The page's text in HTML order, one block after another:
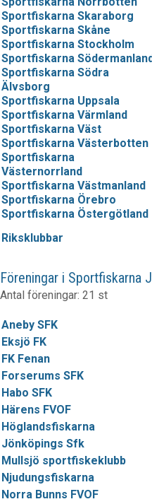
Sportfiskarna Skaraborg
Sportfiskarna Skåne
Sportfiskarna Stockholm
Sportfiskarna
Sportfiskarna Södra
Älvsborg
Sportfiskarna Uppsala
Sportfiskarna Värmland
Sportfiskarna Väst
Sportfiskarna Västerbotten
Sportfiskarna
Västernorrland
Sportfiskarna Västmanland
Sportfiskarna Örebro
Sportfiskarna Östergötland
Riksklubbar
Föreningar i Sportfiskarna
Antal föreningar: 21 st
Aneby SFK
Eksjö FK
FK Fenan
Forserums SFK
Habo SFK
Härens FVOF
Höglandsfiskarna
Jönköpings Sfk
Mullsjö sportfiskeklubb
Njudungsfiskarna
Norra Bunns FVOF